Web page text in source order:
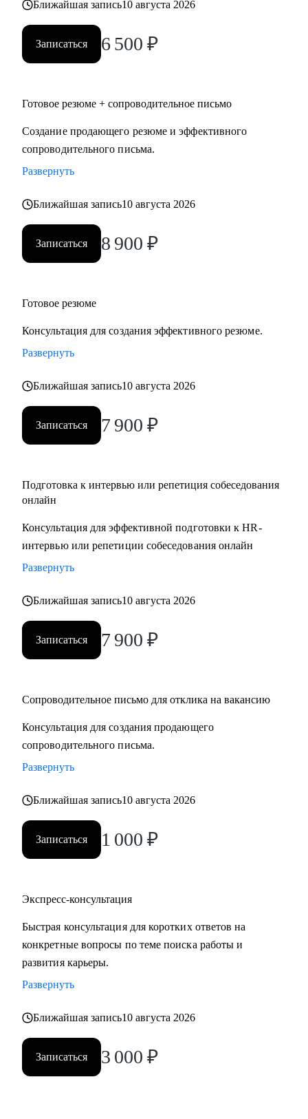
Ближайшая запись10 августа 2026
Записаться 6 500 ₽
Готовое резюме + сопроводительное письмо
Создание продающего резюме и эффективного
сопроводительного письма.
Развернуть
Ближайшая запись10 августа 2026
Записаться 8 900 ₽
Готовое резюме
Консультация для создания эффективного резюме.
Развернуть
Ближайшая запись10 августа 2026
Записаться 7 900 ₽
Подготовка к интервью или репетиция собеседования
онлайн
Консультация для эффективной подготовки к HR-
интервью или репетиции собеседования онлайн
Развернуть
Ближайшая запись10 августа 2026
Записаться 7 900 ₽
Сопроводительное письмо для отклика на вакансию
Консультация для создания продающего
сопроводительного письма.
Развернуть
Ближайшая запись10 августа 2026
Записаться 1 000 ₽
Экспресс-консультация
Быстрая консультация для коротких ответов на
конкретные вопросы по теме поиска работы и
развития карьеры.
Развернуть
Ближайшая запись10 августа 2026
Записаться 3 000 ₽